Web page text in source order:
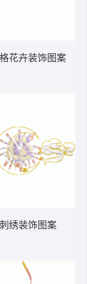
花卉装饰图案
绣装饰图案